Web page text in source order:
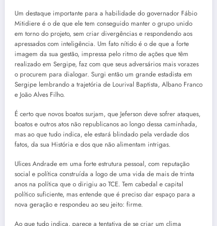
Um destaque importante para a habilidade do governador Fábio
Mitidiere é o de que ele tem conseguido manter o grupo unido
em torno do projeto, sem criar divergências e respondendo aos
apressados com inteligência. Um fato nítido é o de que a forte
imagem da sua gestão, impressa pelo ritmo de ações que têm
realizado em Sergipe, faz com que seus adversários mais vorazes
o procurem para dialogar. Surgi então um grande estadista em
Sergipe lembrando a trajetória de Lourival Baptista, Albano Franco
e João Alves Filho.
É certo que novos boatos surjam, que Jeferson deve sofrer ataques,
boatos e outros atos não republicanos ao longo dessa caminhada,
mas ao que tudo indica, ele estará blindado pela verdade dos
fatos, da sua História e dos que não alimentam intrigas.
Ulices Andrade em uma forte estrutura pessoal, com reputação
social e política construída a logo de uma vida de mais de trinta
anos na política que o dirigiu ao TCE. Tem cabedal e capital
político suficiente, mas entende que é preciso dar espaço para a
nova geração e respondeu ao seu jeito: firme.
Ao que tudo indica, parece a tentativa de se criar um clima